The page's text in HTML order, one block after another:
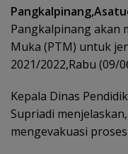
Pangkalpinang akan
Muka (PTM) untuk
2021/2022,Rabu (09/
Kepala Dinas
Supriadi
mengevakuasi